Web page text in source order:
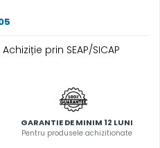
Achiziție prin SEAP/SICAP
GARANTIE DE MINIM 12 LUNI
Pentru produsele achizitionate